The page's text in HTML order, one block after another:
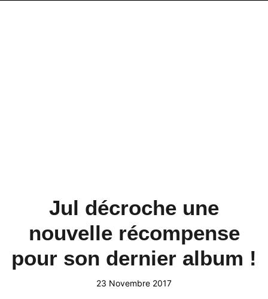
Jul décroche une
nouvelle récompense
pour son dernier album !
23 Novembre 2017